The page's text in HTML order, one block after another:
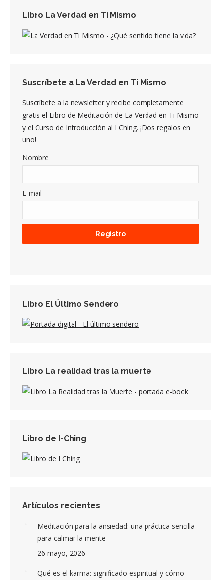
Libro La Verdad en Ti Mismo
Suscríbete a La Verdad en Ti Mismo
Suscríbete a la newsletter y recibe completamente
gratis el Libro de Meditación de La Verdad en Ti Mismo
y el Curso de Introducción al I Ching. ¡Dos regalos en
uno!
Nombre
E-mail
Libro El Último Sendero
Libro La realidad tras la muerte
Libro de I-Ching
Artículos recientes
Meditación para la ansiedad: una práctica sencilla
para calmar la mente
26 mayo, 2026
Qué es el karma: significado espiritual y cómo